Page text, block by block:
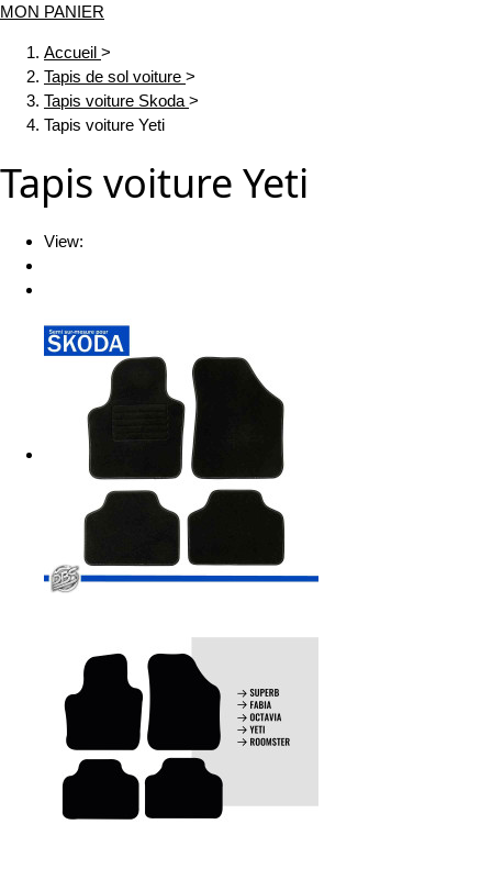
MON PANIER
Accueil >
Tapis de sol voiture >
Tapis voiture Skoda >
Tapis voiture Yeti
Tapis voiture Yeti
View: